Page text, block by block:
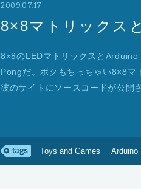
2009.07.17
8×8マトリックス
8×8のLEDマトリックスとArduino
Pongだ。ボクもちっちゃい8×8マ
彼のサイトにソースコードが公開
Toys and Games Arduino